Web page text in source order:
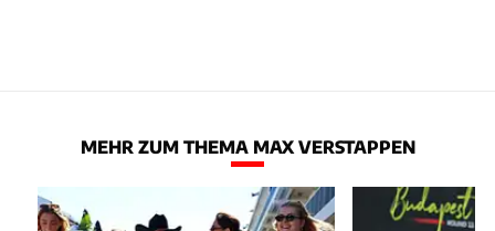
MEHR ZUM THEMA MAX VERSTAPPEN